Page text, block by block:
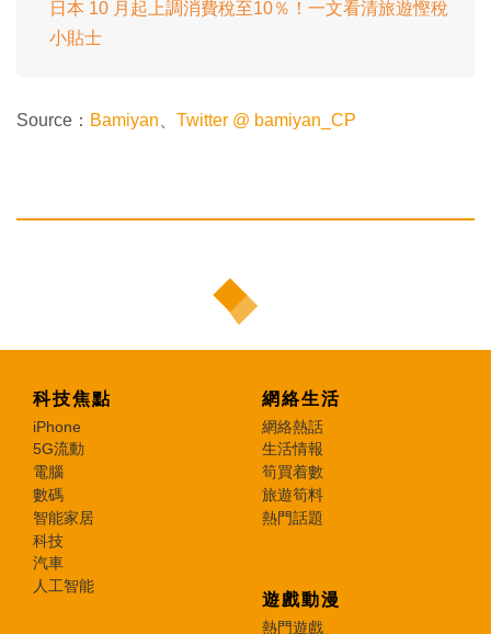
日本 10 月起上調消費稅至10％！一文看清旅遊慳稅
小貼士
Source： Bamiyan Twitter @ bamiyan_CP
科技焦點
iPhone
5G流動
電腦
數碼
智能家居
科技
汽車
人工智能
網絡生活
網絡熱話
生活情報
筍買着數
旅遊筍料
熱門話題
遊戲動漫
熱門遊戲